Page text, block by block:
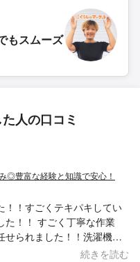
もスムーズ
人の口コミ
◎豊富な経験と知識で安心！
！！すごくテキパキしてい
た！！ すごく丁寧な作業
せられました！！洗濯機の
続きを読む